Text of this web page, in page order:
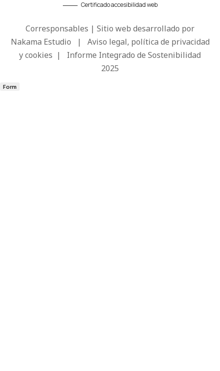
Certificado accesibilidad web
Corresponsables | Sitio web desarrollado por
Nakama Estudio | Aviso legal, política de privacidad
y cookies | Informe Integrado de Sostenibilidad
2025
Form